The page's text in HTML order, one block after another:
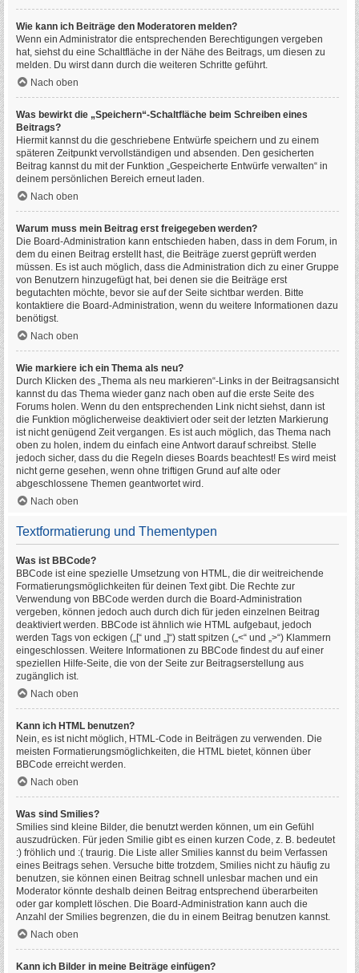
Wie kann ich Beiträge den Moderatoren melden?
Wenn ein Administrator die entsprechenden Berechtigungen vergeben
hat, siehst du eine Schaltfläche in der Nähe des Beitrags, um diesen zu
melden. Du wirst dann durch die weiteren Schritte geführt.
Nach oben
Was bewirkt die „Speichern“-Schaltfläche beim Schreiben eines
Beitrags?
Hiermit kannst du die geschriebene Entwürfe speichern und zu einem
späteren Zeitpunkt vervollständigen und absenden. Den gesicherten
Beitrag kannst du mit der Funktion „Gespeicherte Entwürfe verwalten“ in
deinem persönlichen Bereich erneut laden.
Nach oben
Warum muss mein Beitrag erst freigegeben werden?
Die Board-Administration kann entschieden haben, dass in dem Forum, in
dem du einen Beitrag erstellt hast, die Beiträge zuerst geprüft werden
müssen. Es ist auch möglich, dass die Administration dich zu einer Gruppe
von Benutzern hinzugefügt hat, bei denen sie die Beiträge erst
begutachten möchte, bevor sie auf der Seite sichtbar werden. Bitte
kontaktiere die Board-Administration, wenn du weitere Informationen dazu
benötigst.
Nach oben
Wie markiere ich ein Thema als neu?
Durch Klicken des „Thema als neu markieren“-Links in der Beitragsansicht
kannst du das Thema wieder ganz nach oben auf die erste Seite des
Forums holen. Wenn du den entsprechenden Link nicht siehst, dann ist
die Funktion möglicherweise deaktiviert oder seit der letzten Markierung
ist nicht genügend Zeit vergangen. Es ist auch möglich, das Thema nach
oben zu holen, indem du einfach eine Antwort darauf schreibst. Stelle
jedoch sicher, dass du die Regeln dieses Boards beachtest! Es wird meist
nicht gerne gesehen, wenn ohne triftigen Grund auf alte oder
abgeschlossene Themen geantwortet wird.
Nach oben
Textformatierung und Thementypen
Was ist BBCode?
BBCode ist eine spezielle Umsetzung von HTML, die dir weitreichende
Formatierungsmöglichkeiten für deinen Text gibt. Die Rechte zur
Verwendung von BBCode werden durch die Board-Administration
vergeben, können jedoch auch durch dich für jeden einzelnen Beitrag
deaktiviert werden. BBCode ist ähnlich wie HTML aufgebaut, jedoch
werden Tags von eckigen („[“ und „]“) statt spitzen („<“ und „>“) Klammern
eingeschlossen. Weitere Informationen zu BBCode findest du auf einer
speziellen Hilfe-Seite, die von der Seite zur Beitragserstellung aus
zugänglich ist.
Nach oben
Kann ich HTML benutzen?
Nein, es ist nicht möglich, HTML-Code in Beiträgen zu verwenden. Die
meisten Formatierungsmöglichkeiten, die HTML bietet, können über
BBCode erreicht werden.
Nach oben
Was sind Smilies?
Smilies sind kleine Bilder, die benutzt werden können, um ein Gefühl
auszudrücken. Für jeden Smilie gibt es einen kurzen Code, z. B. bedeutet
:) fröhlich und :( traurig. Die Liste aller Smilies kannst du beim Verfassen
eines Beitrags sehen. Versuche bitte trotzdem, Smilies nicht zu häufig zu
benutzen, sie können einen Beitrag schnell unlesbar machen und ein
Moderator könnte deshalb deinen Beitrag entsprechend überarbeiten
oder gar komplett löschen. Die Board-Administration kann auch die
Anzahl der Smilies begrenzen, die du in einem Beitrag benutzen kannst.
Nach oben
Kann ich Bilder in meine Beiträge einfügen?